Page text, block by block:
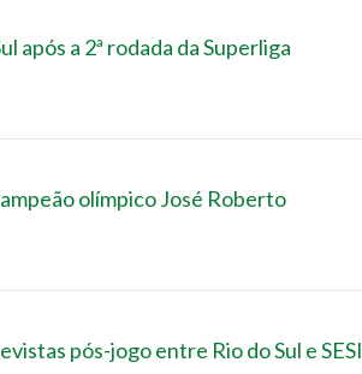
após a 2ª rodada da Superliga
olímpico José Roberto
pós-jogo entre Rio do Sul e SESI